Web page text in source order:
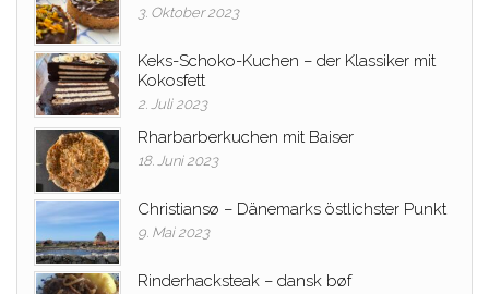
3. Oktober 2023
Keks-Schoko-Kuchen – der Klassiker mit
Kokosfett
2. Juli 2023
Rharbarberkuchen mit Baiser
18. Juni 2023
Christiansø – Dänemarks östlichster Punkt
9. Mai 2023
Rinderhacksteak – dansk bøf